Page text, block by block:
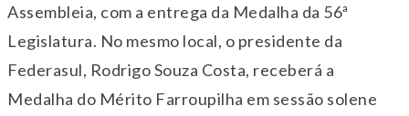
Assembleia, com a entrega da Medalha da 56ª
Legislatura. No mesmo local, o presidente da
Federasul, Rodrigo Souza Costa, receberá a
Medalha do Mérito Farroupilha em sessão solene